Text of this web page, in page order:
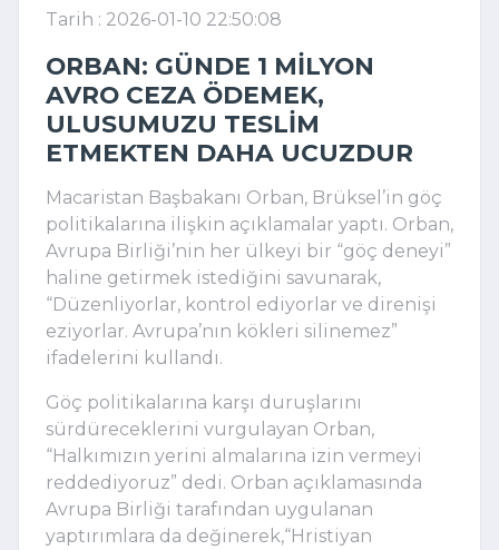
Tarih : 2026-01-10 22:50:08
ORBAN: GÜNDE 1 MILYON
AVRO CEZA ÖDEMEK,
ULUSUMUZU TESLIM
ETMEKTEN DAHA UCUZDUR
Macaristan Başbakanı Orban, Brüksel’in göç
politikalarına ilişkin açıklamalar yaptı. Orban,
Avrupa Birliği’nin her ülkeyi bir “göç deneyi”
haline getirmek istediğini savunarak,
“Düzenliyorlar, kontrol ediyorlar ve direnişi
eziyorlar. Avrupa’nın kökleri silinemez”
ifadelerini kullandı.
Göç politikalarına karşı duruşlarını
sürdüreceklerini vurgulayan Orban,
“Halkımızın yerini almalarına izin vermeyi
reddediyoruz” dedi. Orban açıklamasında
Avrupa Birliği tarafından uygulanan
yaptırımlara da değinerek,“Hristiyan